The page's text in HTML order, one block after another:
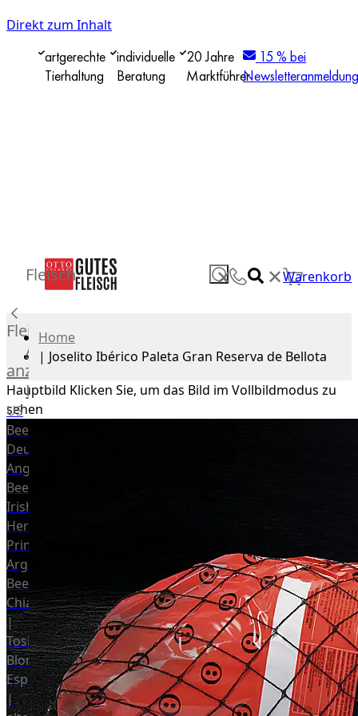
Direkt zum Inhalt
artgerechte
Tierhaltung
individuelle
Beratung
20 Jahre
Marktführer
15 % bei
Newsletteranmeldung
✕ ✕Warenkorb
Fleisch
Fleisch
Alle
anzeigen
Rind
US
Beef
Deutsches
Angus
Beef
Irish
Hereford
Prime
Argentina
Beef
Chianina
|
Toskana
Blonda
Espanola
|
Home
| Joselito Ibérico Paleta Gran Reserva de Bellota
Hauptbild Klicken Sie, um das Bild im Vollbildmodus zu
sehen